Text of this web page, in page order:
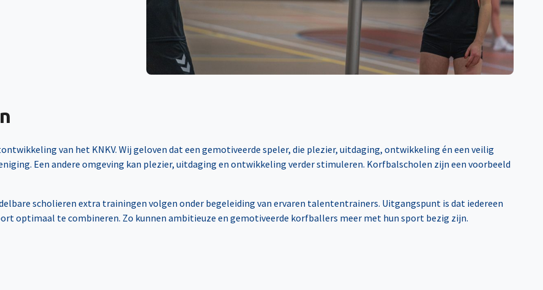
van het KNKV. Wij geloven dat een gemotiveerde speler, die plezier, uitdaging, ontwikkeling én een veilig
Een andere omgeving kan plezier, uitdaging en ontwikkeling verder stimuleren. Korfbalscholen zijn een voorbeeld
scholieren extra trainingen volgen onder begeleiding van ervaren talententrainers. Uitgangspunt is dat iedereen
optimaal te combineren. Zo kunnen ambitieuze en gemotiveerde korfballers meer met hun sport bezig zijn.